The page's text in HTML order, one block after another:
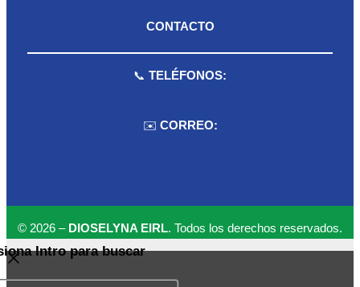
CONTACTO
📞 TELÉFONOS:
✉️ CORREO:
© 2026 – DIOSELYNA EIRL. Todos los derechos reservados.
Intro para buscar